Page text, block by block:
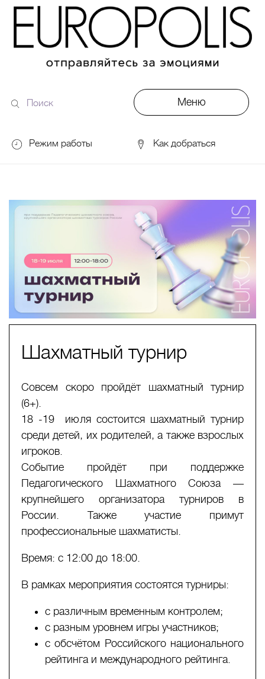
Поиск
Режим работы
VASILCHUKI Chaihona №111:00 –
Кинотеатр "МИРАЖ Синема10:00
Как добраться
Меню
Шахматный турнир
Совсем скоро пройдёт шахматный турнир
(6+).
18 -19 июля состоится шахматный турнир
среди детей, их родителей, а также взрослых
игроков.
Событие пройдёт при поддержке
Педагогического Шахматного Союза —
крупнейшего организатора турниров в
России. Также участие примут
профессиональные шахматисты.
Время: с 12:00 до 18:00.
В рамках мероприятия состоятся турниры:
с различным временным контролем;
с разным уровнем игры участников;
с обсчётом Российского национального
рейтинга и международного рейтинга.